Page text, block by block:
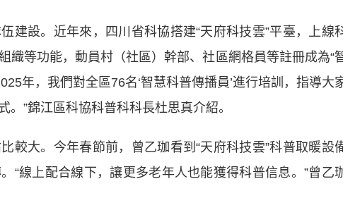
設。近年來，四川省科協搭建“天府科技雲”平臺，上線
織等功能，動員村（社區）幹部、社區網格員等註冊成為“
年，我們對全區76名‘智慧科普傳播員’進行培訓，指導大
”錦江區科協科普科科長杜思真介紹。
大。今年春節前，曾乙珈看到“天府科技雲”科普取暖設
“線上配合線下，讓更多老年人也能獲得科普信息。”曾乙